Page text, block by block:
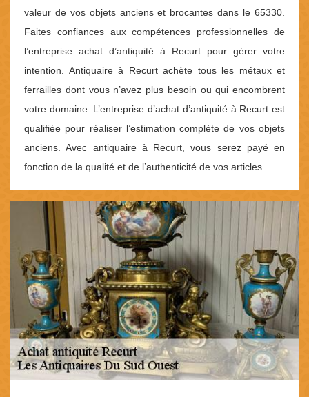
valeur de vos objets anciens et brocantes dans le 65330.
Faites confiances aux compétences professionnelles de
l’entreprise achat d’antiquité à Recurt pour gérer votre
intention. Antiquaire à Recurt achète tous les métaux et
ferrailles dont vous n’avez plus besoin ou qui encombrent
votre domaine. L’entreprise d’achat d’antiquité à Recurt est
qualifiée pour réaliser l’estimation complète de vos objets
anciens. Avec antiquaire à Recurt, vous serez payé en
fonction de la qualité et de l’authenticité de vos articles.